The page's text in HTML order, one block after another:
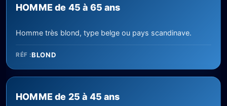
HOMME de 45 à 65 ans
Homme très blond, type belge ou pays scandinave.
RÉF :BLOND
HOMME de 25 à 45 ans